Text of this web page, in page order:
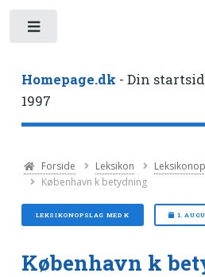
Homepage.dk - Din
1997
Forside Leksikon
København k betydning
LEKSIKONOPSLAG MED K 1.
København k